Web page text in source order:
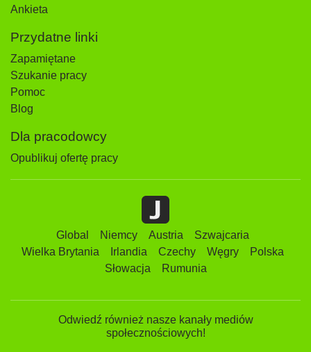
Ankieta
Przydatne linki
Zapamiętane
Szukanie pracy
Pomoc
Blog
Dla pracodowcy
Opublikuj ofertę pracy
Global Niemcy Austria
Szwajcaria
Wielka Brytania
Irlandia Czechy Węgry
Polska
Słowacja
Rumunia
Odwiedź również nasze kanały mediów
społecznościowych!